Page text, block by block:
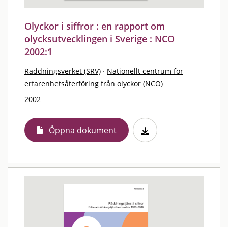
Olyckor i siffror : en rapport om
olycksutvecklingen i Sverige : NCO
2002:1
Räddningsverket (SRV) · Nationellt centrum för
erfarenhetsåterföring från olyckor (NCO)
2002
Öppna dokument